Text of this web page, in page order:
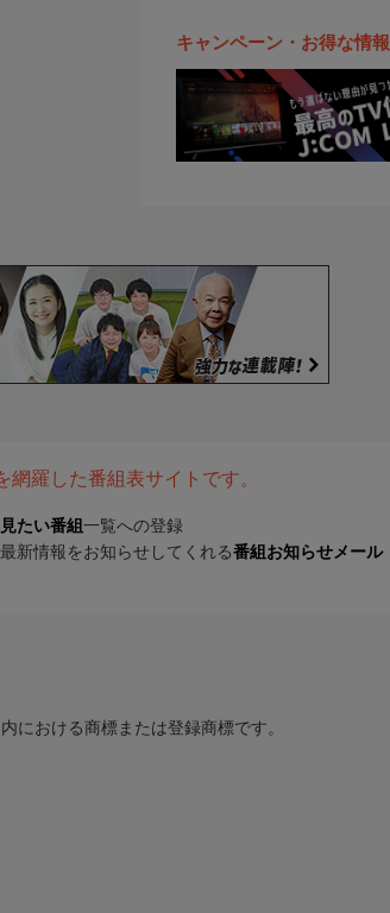
キャンペーン・お得な情報
羅した番組表サイトです。
見たい番組 一覧への登録
新情報をお知らせしてくれる番組お知らせメール
における商標または登録商標です。